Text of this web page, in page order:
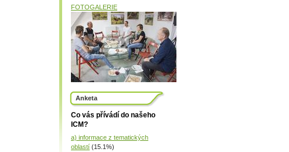
FOTOGALERIE
Anketa
Co vás přívádí do našeho
ICM?
a) informace z tematických
oblastí (15.1%)